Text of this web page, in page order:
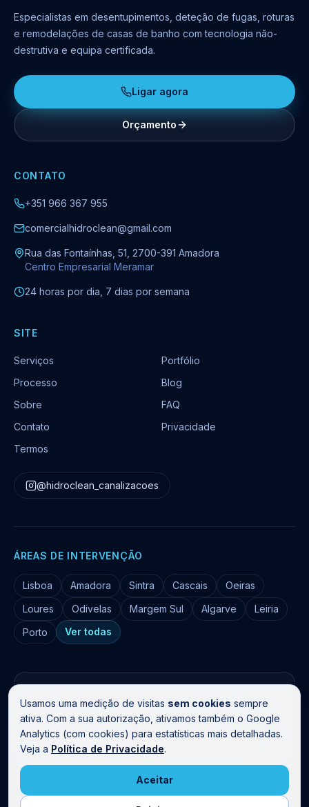
Especialistas em desentupimentos, deteção de fugas, roturas
e remodelações de casas de banho com tecnologia não-
destrutiva e equipa certificada.
Ligar agora
Orçamento
CONTATO
+351 966 367 955
comercialhidroclean@gmail.com
Rua das Fontaínhas, 51, 2700-391 Amadora
Centro Empresarial Meramar
24 horas por dia, 7 dias por semana
SITE
Serviços
Portfólio
Processo
Blog
Sobre
FAQ
Contato
Privacidade
Termos
@hidroclean_canalizacoes
ÁREAS DE INTERVENÇÃO
Lisboa Amadora Sintra Cascais
Oeiras
Loures
Odivelas Margem Sul Algarve
Leiria
Porto
Ver todas
reservados.
Livro de Reclamações
24h em Lisboa, Sintra, Cascais, Amadora, Odivelas, Margem
Sul, Algarve, Leiria e Porto · Técnicos certificados para gás.
Usamos uma medição de visitas sem cookies sempre
ativa. Com a sua autorização, ativamos também o Google
Analytics (com cookies) para estatísticas mais detalhadas.
Veja a Política de Privacidade.
Aceitar